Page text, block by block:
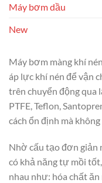
Máy bơm dầu
New
Máy bơm màng khí
áp lực khí nén để vận
trên chuyển động qua
PTFE, Teflon,
cách ổn định mà không
Nhờ cấu tạo đơn giản
có khả năng tự mồi
nhau như: hóa chất